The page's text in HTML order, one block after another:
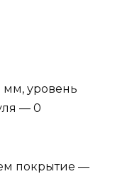
мм, уровень
— 0
покрытие —